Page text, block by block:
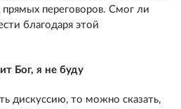
прямых переговоров. Смог ли
благодаря этой
Бог, я не буду
дискуссию, то можно сказать,